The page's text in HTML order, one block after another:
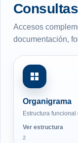
Accesos
documentación,
Organigrama
Estructura
Ver estructura
2